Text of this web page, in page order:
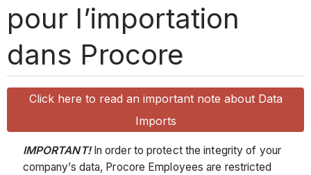
pour l’importation
dans Procore
Click here to read an important note about Data
Imports
IMPORTANT! In order to protect the integrity of your
company’s data, Procore Employees are restricted